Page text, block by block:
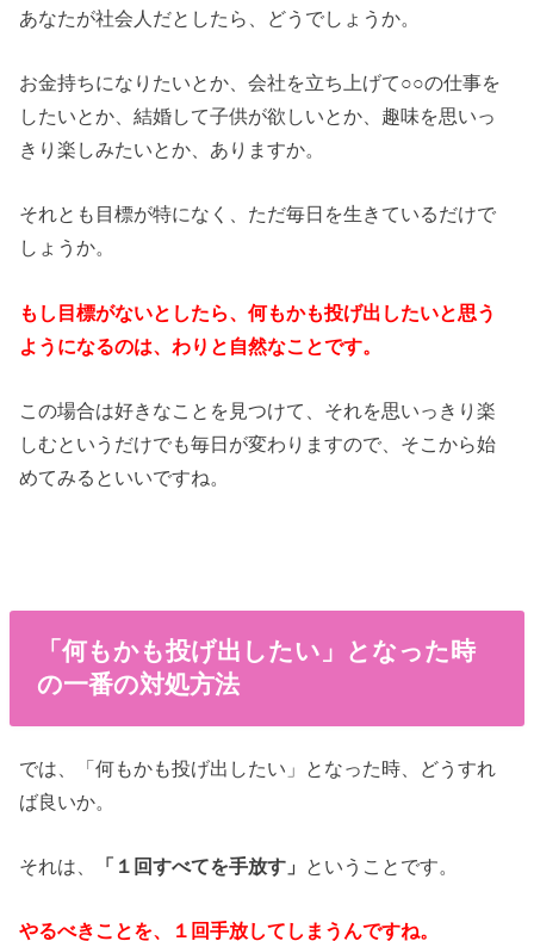
あなたが社会人だとしたら、どうでしょうか。
お金持ちになりたいとか、会社を立ち上げて○○の仕事を
したいとか、結婚して子供が欲しいとか、趣味を思いっ
きり楽しみたいとか、ありますか。
それとも目標が特になく、ただ毎日を生きているだけで
しょうか。
もし目標がないとしたら、何もかも投げ出したいと思う
ようになるのは、わりと自然なことです。
この場合は好きなことを見つけて、それを思いっきり楽
しむというだけでも毎日が変わりますので、そこから始
めてみるといいですね。
「何もかも投げ出したい」となった時
の一番の対処方法
では、「何もかも投げ出したい」となった時、どうすれ
ば良いか。
それは、 「１回すべてを手放す」 ということです。
やるべきことを、１回手放してしまうんですね。